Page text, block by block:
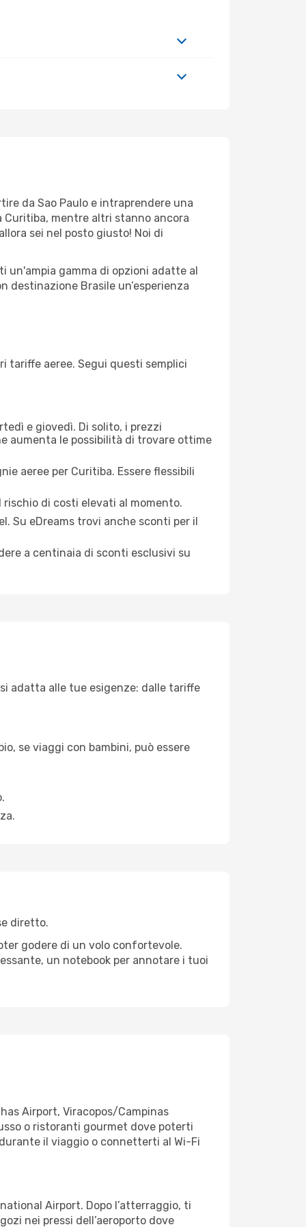
da Sao Paulo e intraprendere una
mentre altri stanno ancora
sei nel posto giusto! Noi di
un'ampia gamma di opzioni adatte al
Brasile un’esperienza
tariffe aeree. Segui questi semplici
e giovedì. Di solito, i prezzi
aumenta le possibilità di trovare ottime
aeree per Curitiba. Essere flessibili
di costi elevati al momento.
Su eDreams trovi anche sconti per il
a centinaia di sconti esclusivi su
adatta alle tue esigenze: dalle tariffe
se viaggi con bambini, può essere
diretto.
godere di un volo confortevole.
un notebook per annotare i tuoi
Airport, Viracopos/Campinas
o ristoranti gourmet dove poterti
il viaggio o connetterti al Wi-Fi
Airport. Dopo l’atterraggio, ti
nei pressi dell’aeroporto dove